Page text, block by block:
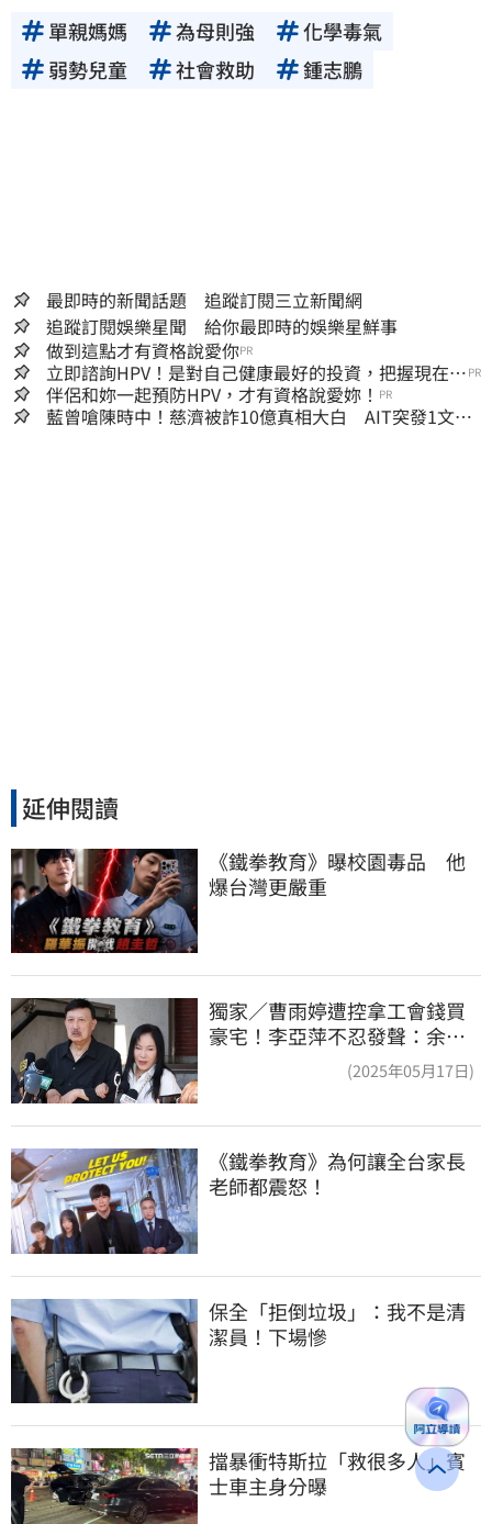
單親媽媽 為母則強
化學毒氣
弱勢兒童
社會救助 鍾志鵬
最即時的新聞話題 追蹤訂閱三立新聞網
追蹤訂閱娛樂星聞 給你最即時的娛樂星鮮事
做到這點才有資格說愛你PR
立即諮詢HPV！是對自己健康最好的投資，把握現在不
嫌晚！
PR
伴侶和妳一起預防HPV，才有資格說愛妳！ PR
藍曾嗆陳時中！慈濟被詐10億真相大白 AIT突發1文酸
延伸閱讀
《鐵拳教育》曝校園毒品　他
爆台灣更嚴重
獨家／曹雨婷遭控拿工會錢買
豪宅！李亞萍不忍發聲：余天
(2025年05月17日)
《鐵拳教育》為何讓全台家長
老師都震怒！
保全「拒倒垃圾」：我不是清
潔員！下場慘
擋暴衝特斯拉「救很多人」賓
士車主身分曝